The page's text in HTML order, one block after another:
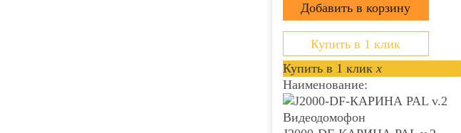
Купить в 1 клик
Купить в 1 клик x
Наименование: